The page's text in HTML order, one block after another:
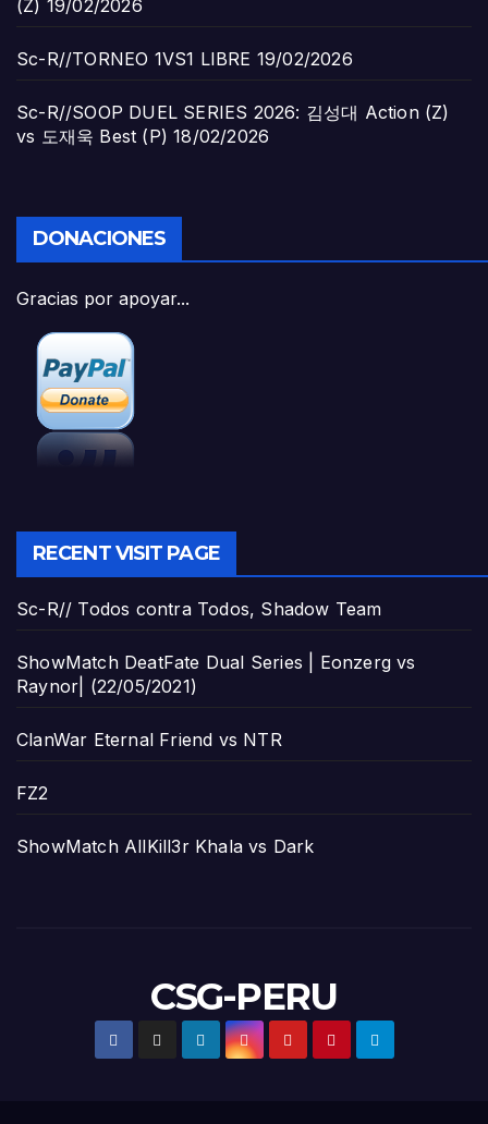
(Z) 19/02/2026
Sc-R//TORNEO 1VS1 LIBRE 19/02/2026
Sc-R//SOOP DUEL SERIES 2026: 김성대 Action (Z)
vs 도재욱 Best (P) 18/02/2026
DONACIONES
Gracias por apoyar...
RECENT VISIT PAGE
Sc-R// Todos contra Todos, Shadow Team
ShowMatch DeatFate Dual Series | Eonzerg vs
Raynor| (22/05/2021)
ClanWar Eternal Friend vs NTR
FZ2
ShowMatch AllKill3r Khala vs Dark
CSG-PERU